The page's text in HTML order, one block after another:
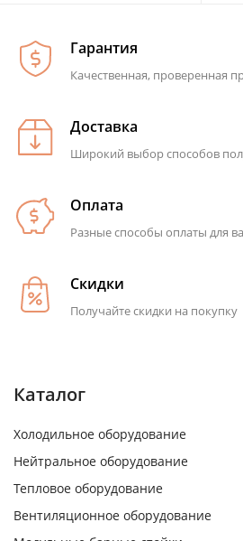
Гарантия
Качественная, проверенная
Доставка
Широкий выбор способов
Оплата
Разные способы оплаты для
Скидки
Получайте скидки на покупку
Каталог
Холодильное оборудование
Нейтральное оборудование
Тепловое оборудование
Вентиляционное оборудование